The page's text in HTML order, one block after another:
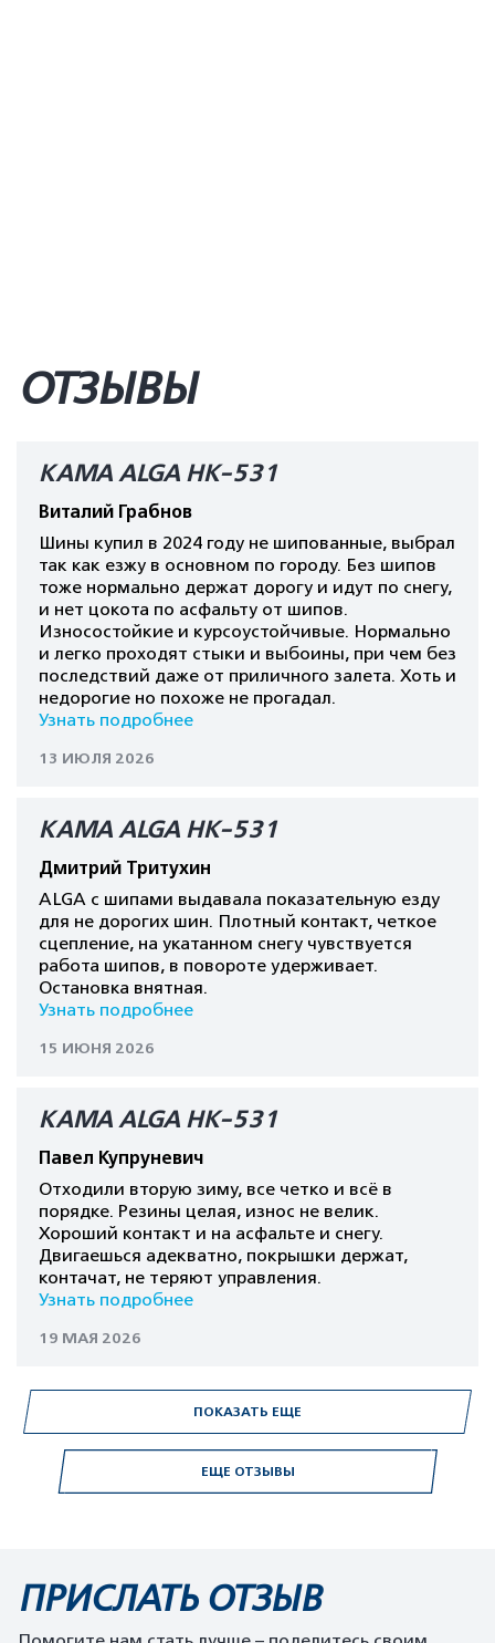
ЕЩЕ ОТЗЫВЫ
ОТЗЫВЫ
КАМА ALGA HK-531
Виталий Грабнов
Шины купил в 2024 году не шипованные, выбрал
так как езжу в основном по городу. Без шипов
тоже нормально держат дорогу и идут по снегу,
и нет цокота по асфальту от шипов.
Износостойкие и курсоустойчивые. Нормально
и легко проходят стыки и выбоины, при чем без
последствий даже от приличного залета. Хоть и
недорогие но похоже не прогадал.
Узнать подробнее
13 ИЮЛЯ 2026
КАМА ALGA HK-531
Дмитрий Тритухин
ALGA с шипами выдавала показательную езду
для не дорогих шин. Плотный контакт, четкое
сцепление, на укатанном снегу чувствуется
работа шипов, в повороте удерживает.
Остановка внятная.
Узнать подробнее
15 ИЮНЯ 2026
КАМА ALGA HK-531
Павел Купруневич
Отходили вторую зиму, все четко и всё в
порядке. Резины целая, износ не велик.
Хороший контакт и на асфальте и снегу.
Двигаешься адекватно, покрышки держат,
контачат, не теряют управления.
Узнать подробнее
19 МАЯ 2026
ПОКАЗАТЬ ЕЩЕ
ПРИСЛАТЬ ОТЗЫВ